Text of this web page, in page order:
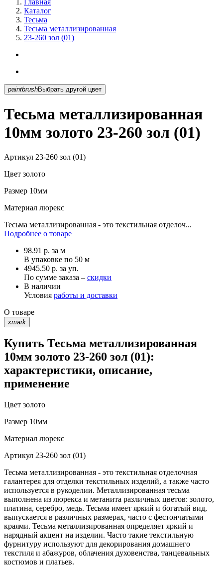
Каталог
Тесьма
Тесьма металлизированная
23-260 зол (01)
paintbrush Выбрать другой цвет
Тесьма металлизированная
10мм золото 23-260 зол (01)
Артикул 23-260 зол (01)
Цвет золото
Размер 10мм
Материал люрекс
Тесьма металлизированная - это текстильная отделоч...
Подробнее о товаре
98.91 р. за м
В упаковке по 50 м
4945.50 р. за уп.
По сумме заказа – скидки
В наличии
Условия работы и доставки
О товаре
xmark
Купить Тесьма металлизированная
10мм золото 23-260 зол (01):
характеристики, описание,
применение
Цвет золото
Размер 10мм
Материал люрекс
Артикул 23-260 зол (01)
Тесьма металлизированная - это текстильная отделочная
галантерея для отделки текстильных изделий, а также часто
используется в рукоделии. Металлизированная тесьма
выполнена из люрекса и метанита различных цветов: золото,
платина, серебро, медь. Тесьма имеет яркий и богатый вид,
выпускается в различных размерах, часто с фестончатыми
краями. Тесьма металлизированная определяет яркий и
нарядный акцент на изделии. Часто такие текстильную
фурнитуру используют для декорирования домашнего
текстиля и абажуров, облачения духовенства, танцевальных
костюмов и платьев.